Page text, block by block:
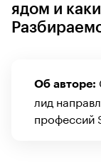
ядом и
Об авторе:
лид
профессий